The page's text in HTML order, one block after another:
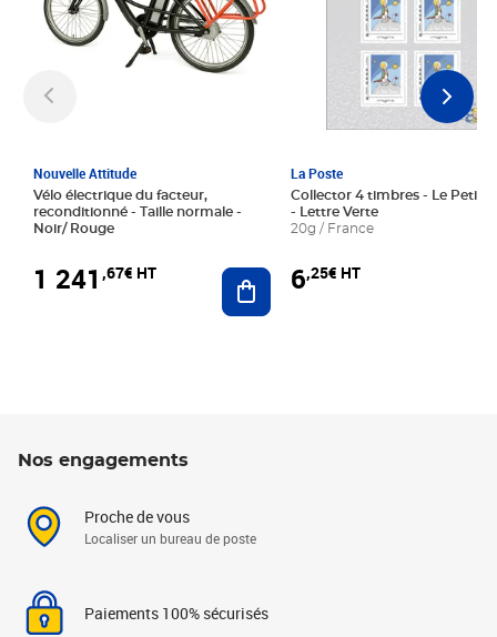
Nouvelle Attitude
Vélo électrique du facteur,
reconditionné - Taille normale -
Noir/ Rouge
1 241 ,67€ HT Ajouter au panier
La Poste
Collector 4 timbres - Le Petit
- Lettre Verte
20g / France
6,25€ HT
Nos engagements
Proche de vous
Localiser un bureau de poste
Paiements 100% sécurisés